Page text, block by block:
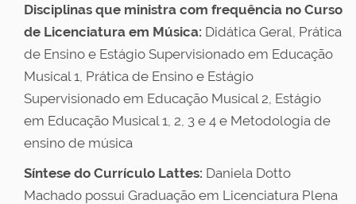
Disciplinas que ministra com frequência no Curso
de Licenciatura em Música: Didática Geral, Prática
de Ensino e Estágio Supervisionado em Educação
Musical 1, Prática de Ensino e Estágio
Supervisionado em Educação Musical 2, Estágio
em Educação Musical 1, 2, 3 e 4 e Metodologia de
ensino de música
Síntese do Currículo Lattes: Daniela Dotto
Machado possui Graduação em Licenciatura Plena